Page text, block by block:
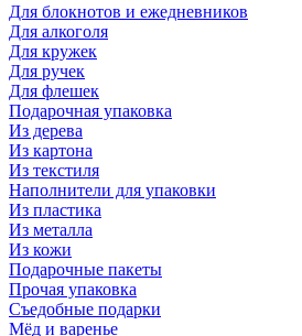
Для блокнотов и ежедневников
Для алкоголя
Для кружек
Для ручек
Для флешек
Подарочная упаковка
Из дерева
Из картона
Из текстиля
Наполнители для упаковки
Из пластика
Из металла
Из кожи
Подарочные пакеты
Прочая упаковка
Съедобные подарки
Мёд и варенье